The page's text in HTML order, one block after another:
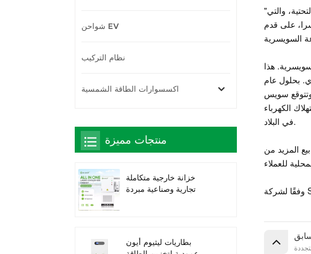
"يضع قانون الكهرباء الأساس اللازم للنمو المستمر في توليد الطاقة الشمسية - التي تقع بشكل رئيسي في المباني والبنية التحتية، والتي
على قدم
الكهرباء السويسرية. هذا
الكهرباء السنوي. بحلول عام
وتتوقع سويس
نصف استهلاك الكهرباء
في البلاد.
المزيد من
شواحن EV
نظام التركيب
اكسسوارات الطاقة الشمسية
منتجات مميزة
خزانة خارجية متكاملة
تجارية وصناعية مبردة
بطاريات ليثيوم أيون